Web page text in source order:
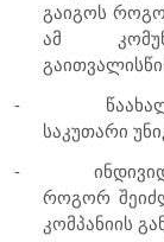
გაიგოს
ამ
-
საკუთარი
-
როგორ
კომპანიის